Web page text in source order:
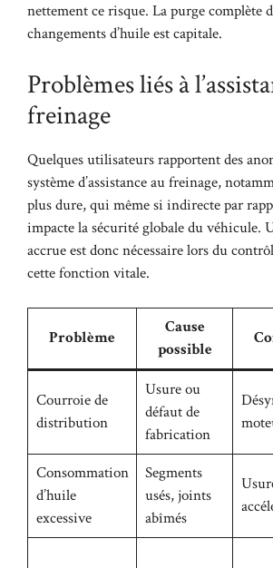
nettement ce risque. La purge complète
changements d’huile est capitale.
Problèmes liés à
freinage
Quelques utilisateurs rapportent des
système d’assistance au freinage,
plus dure, qui même si indirecte par
impacte la sécurité globale du véhicule.
accrue est donc nécessaire lors du
cette fonction vitale.
Problème
Cause
possible
Courroie de
distribution
Usure ou
défaut de
fabrication
Consommation
d’huile
excessive
Segments
usés, joints
abîmés